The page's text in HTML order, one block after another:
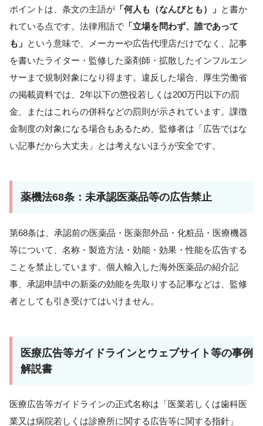
ポイントは、条文の主語が 「何人も（なんびとも）」 と書か
れている点です。法律用語で 「立場を問わず、誰であって
も」 という意味で、メーカーや広告代理店だけでなく、記事
を書いたライター・監修した薬剤師・拡散したインフルエン
サーまで規制対象になり得ます。違反した場合、厚生労働省
の掲載資料では、2年以下の懲役若しくは200万円以下の罰
金、またはこれらの併科などの罰則が示されています。課徴
金制度の対象になる場合もあるため、監修者は「広告ではな
い記事だから大丈夫」とは考えないほうが安全です。
薬機法68条：未承認医薬品等の広告禁止
第68条は、承認前の医薬品・医薬部外品・化粧品・医療機器
等について、名称・製造方法・効能・効果・性能を広告する
ことを禁止しています。個人輸入した海外医薬品の紹介記
事、承認申請中の新薬の効能を先取りする記事などは、監修
者としても引き受けてはいけません。
医療広告等ガイドラインとウェブサイト等の事例
解説書
医療広告等ガイドラインの正式名称は「医業若しくは歯科医
業又は病院若しくは診療所に関する広告等に関する指針」